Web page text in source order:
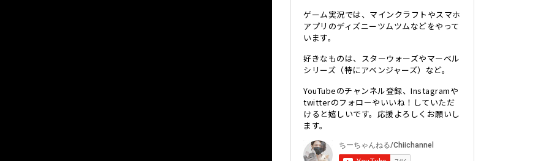
ゲーム実況では、マインクラフトやスマホ
アプリのディズニーツムツムなどをやって
います。
好きなものは、スターウォーズやマーベル
シリーズ（特にアベンジャーズ）など。
YouTubeのチャンネル登録、Instagramや
twitterのフォローやいいね！していただ
けると嬉しいです。応援よろしくお願いし
ます。